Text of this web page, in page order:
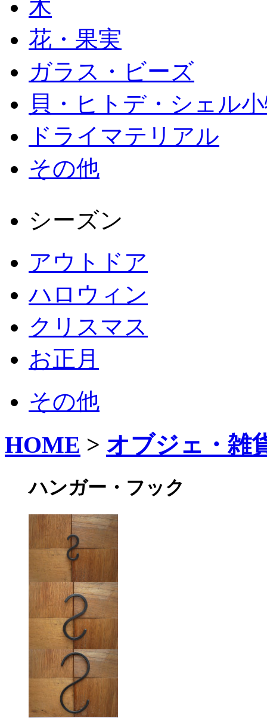
木
花・果実
ガラス・ビーズ
貝・ヒトデ・シェル
ドライマテリアル
その他
シーズン
アウトドア
ハロウィン
クリスマス
お正月
その他
HOME > オブジェ・雑
ハンガー・フック